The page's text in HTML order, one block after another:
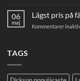
06
maj
Lägst pris på
Kommentarer
TAGS